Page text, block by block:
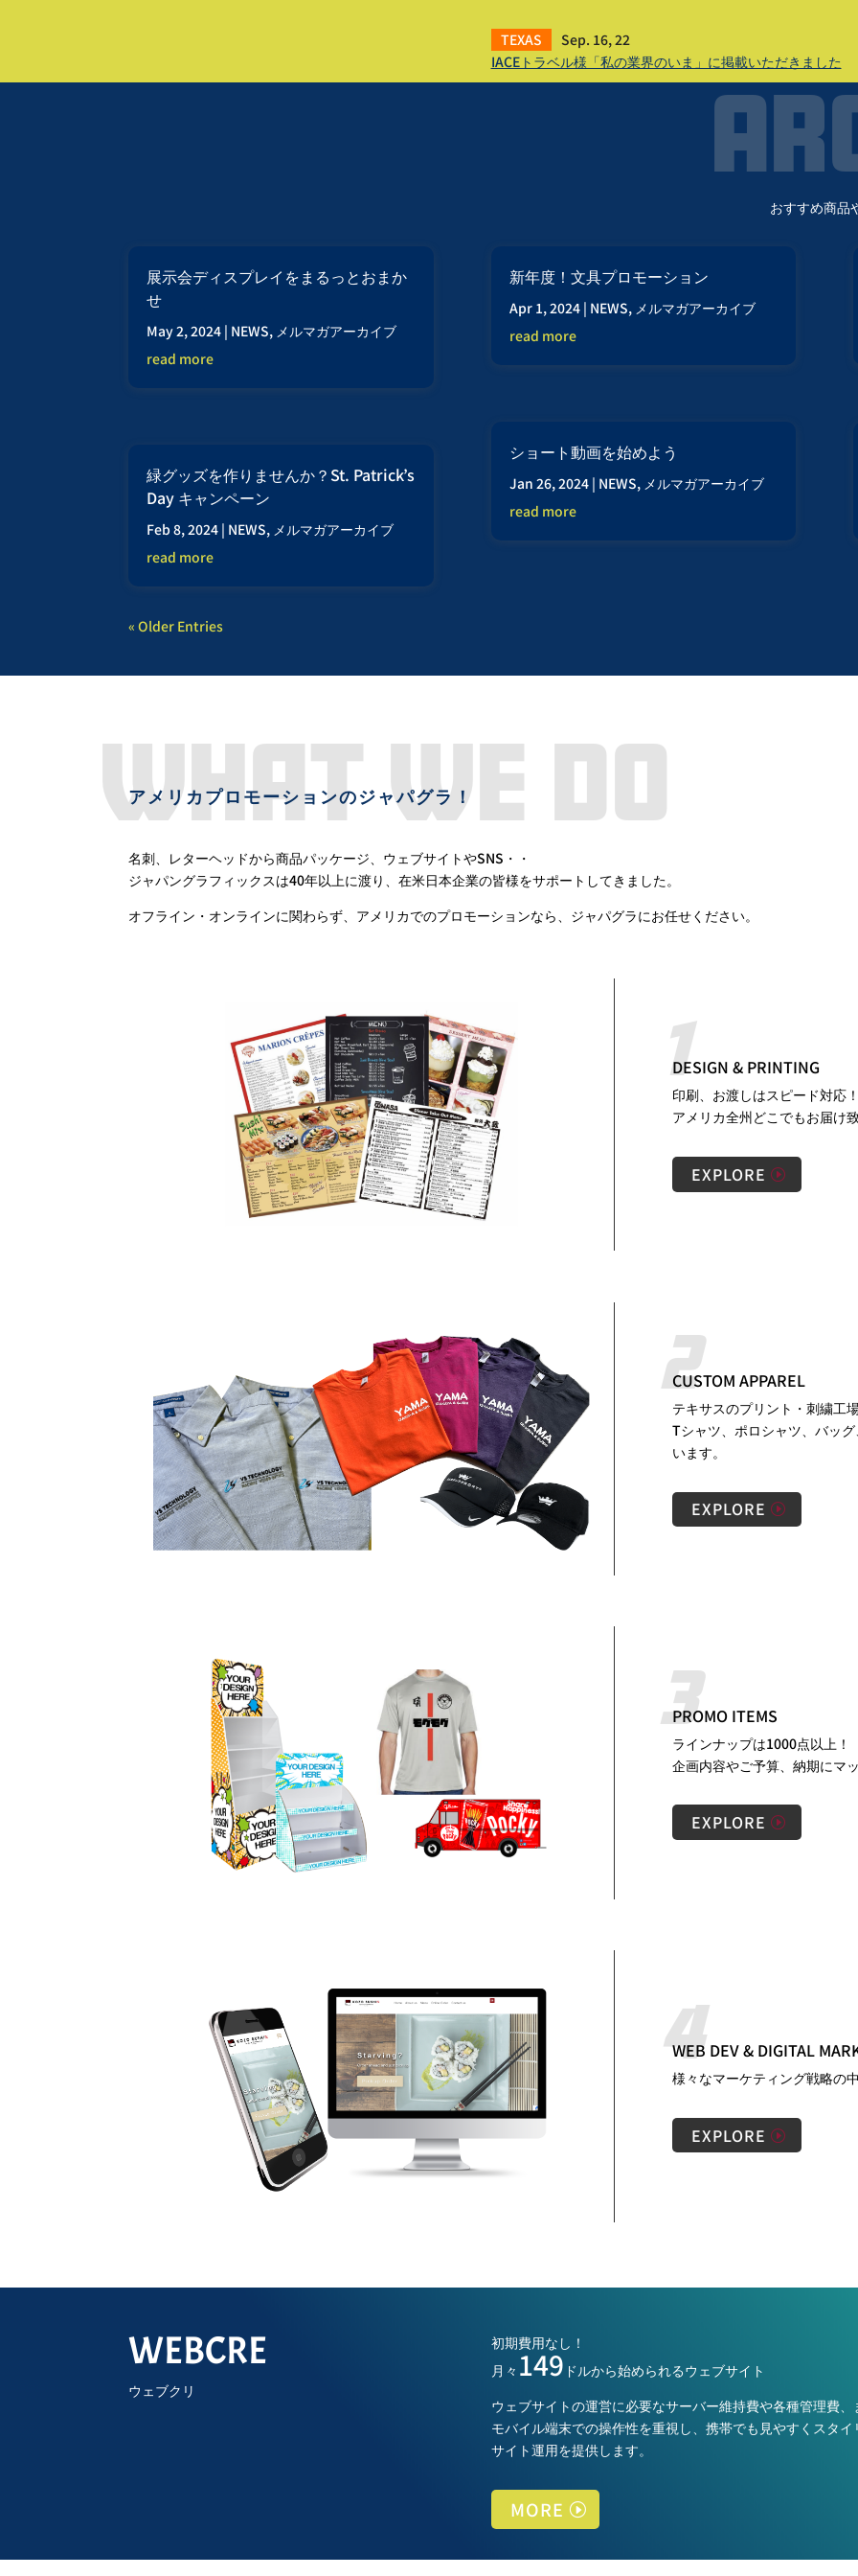
Sep. 16, 22
IACEトラベル様「私の業界のいま」に掲載いただきました
おすすめ商品
展示会ディスプレイをまるっとおまか
せ
May 2, 2024 | NEWS, メルマガアーカイブ
read more
緑グッズを作りませんか？St. Patrick’s
Day キャンペーン
Feb 8, 2024 | NEWS, メルマガアーカイブ
read more
新年度！文具プロモーション
Apr 1, 2024| NEWS, メルマガアーカイブ
read more
ショート動画を始めよう
Jan 26, 2024| NEWS, メルマガアーカイブ
read more
« Older Entries
アメリカプロモーションのジャパグラ！
名刺、レターヘッドから商品パッケージ、ウェブサイトやSNS・・
ジャパングラフィックスは40年以上に渡り、在米日本企業の皆様をサポートしてきました。
オフライン・オンラインに関わらず、アメリカでのプロモーションなら、ジャパグラにお任せください。
DESIGN & PRINTING
印刷、お渡しはスピード対応！
アメリカ全州どこでもお届け致
EXPLORE
CUSTOM APPAREL
テキサスのプリント・刺繍工
Tシャツ、ポロシャツ、バッ
います。
EXPLORE
PROMO ITEMS
ラインナップは1000点以上！
企画内容やご予算、納期にマ
EXPLORE
WEB DEV & DIGITAL
様々なマーケティング戦略の
EXPLORE
WEBCRE
ウェブクリ
初期費用なし！
月々 149 ドルから始められるウェブサイト
ウェブサイトの運営に必要なサーバー維持費や各種管理費
モバイル端末での操作性を重視し、携帯でも見やすくスタ
サイト運用を提供します。
MORE